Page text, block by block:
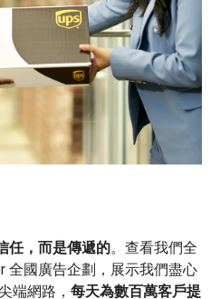
任，而是傳遞的。查看我們全
全國廣告企劃，展示我們盡心
端網路， 每天為數百萬客戶提